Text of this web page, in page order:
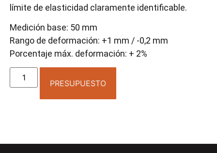
límite de elasticidad claramente identificable.
Medición base: 50 mm
Rango de deformación: +1 mm / -0,2 mm
Porcentaje máx. deformación: + 2%
PRESUPUESTO